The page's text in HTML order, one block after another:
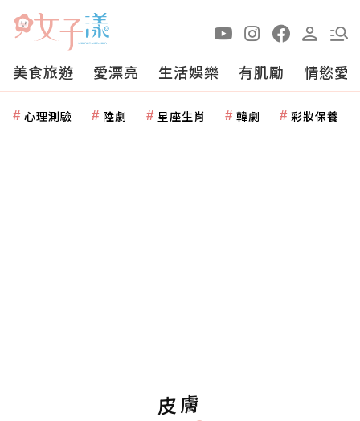
美食旅遊 愛漂亮 生活娛樂 有肌勵 情慾愛
心理測驗 陸劇 星座生肖 韓劇 彩妝保養
皮膚